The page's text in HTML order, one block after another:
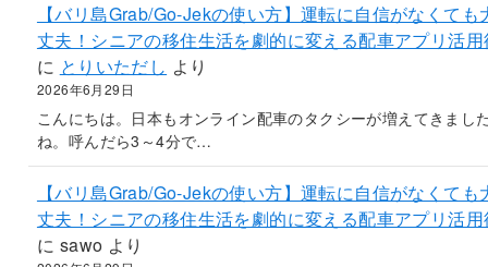
【バリ島Grab/Go-Jekの使い方】運転に自信がなくても
丈夫！シニアの移住生活を劇的に変える配車アプリ活用
に とりいただし より
2026年6月29日
こんにちは。日本もオンライン配車のタクシーが増えてきまし
ね。呼んだら3～4分で…
【バリ島Grab/Go-Jekの使い方】運転に自信がなくても
丈夫！シニアの移住生活を劇的に変える配車アプリ活用
に sawo より